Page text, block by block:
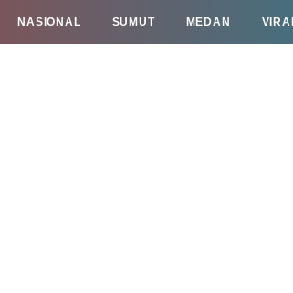
NASIONAL SUMUT MEDAN